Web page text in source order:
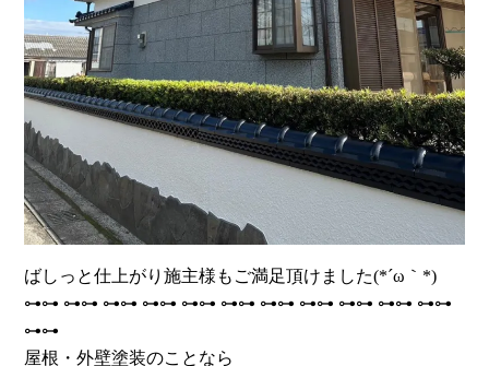
ばしっと仕上がり施主様もご満足頂けました(*´ω｀*)
⊶⊶ ⊶⊶ ⊶⊶ ⊶⊶ ⊶⊶ ⊶⊶ ⊶⊶ ⊶⊶ ⊶⊶ ⊶⊶ ⊶⊶
⊶⊶
屋根・外壁塗装のことなら